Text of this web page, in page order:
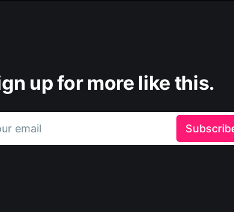
up for more like this.
email